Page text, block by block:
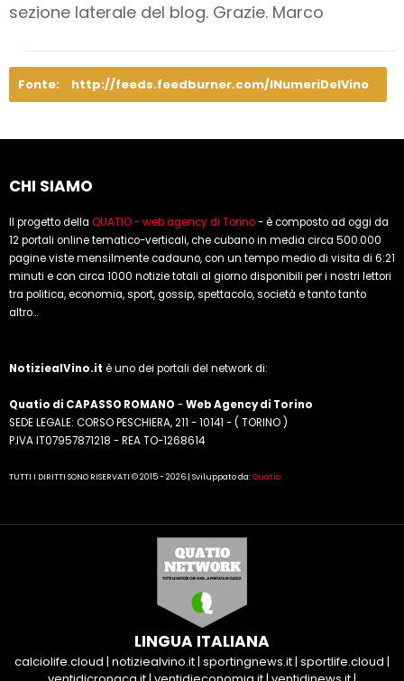
sezione laterale del blog. Grazie. Marco
Fonte: http://feeds.feedburner.com/INumeriDelVino
CHI SIAMO
Il progetto della QUATIO - web agency di Torino- è composto ad oggi da
12 portali online tematico-verticali, che cubano in media circa 500.000
pagine viste mensilmente cadauno, con un tempo medio di visita di 6:21
minuti e con circa 1000 notizie totali al giorno disponibili per i nostri lettori
tra politica, economia, sport, gossip, spettacolo, società e tanto tanto
altro...
NotiziealVino.it è uno dei portali del network di:
Quatio di CAPASSO ROMANO -Web Agency di Torino
SEDE LEGALE: CORSO PESCHIERA, 211 - 10141 - ( TORINO )
P.IVA IT07957871218 - REA TO-1268614
TUTTI I DIRITTI SONO RISERVATI © 2015 - 2026 | Sviluppato da:Quatio
LINGUA ITALIANA
calciolife.cloud | notiziealvino.it| sportingnews.it| sportlife.cloud |